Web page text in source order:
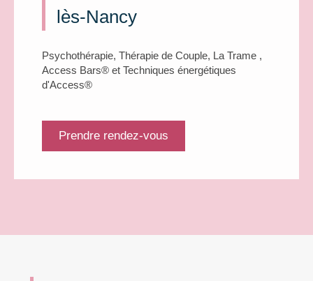
lès-Nancy
Psychothérapie, Thérapie de Couple, La Trame ,
Access Bars® et Techniques énergétiques
d'Access®
Prendre rendez-vous